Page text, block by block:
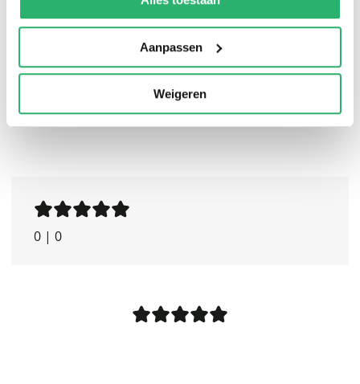
Aanpassen
Weigeren
hebben, wacht er hun reeds een nieuwe nachtmerrie.
0 | 0